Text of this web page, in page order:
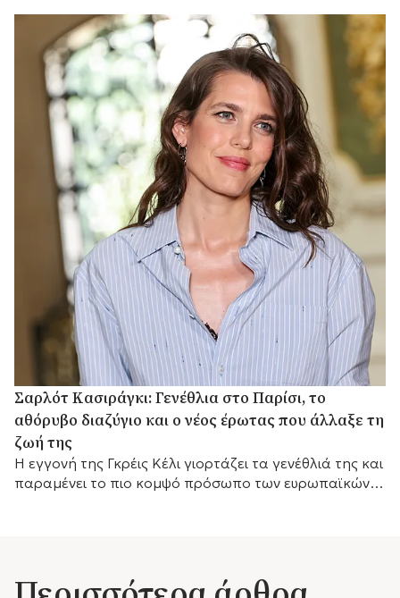
Σαρλότ Κασιράγκι: Γενέθλια στο Παρίσι, το
αθόρυβο διαζύγιο και ο νέος έρωτας που άλλαξε τη
ζωή της
Η εγγονή της Γκρέις Κέλι γιορτάζει τα γενέθλιά της και
παραμένει το πιο κομψό πρόσωπο των ευρωπαϊκών